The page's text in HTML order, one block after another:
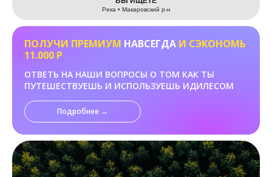
Река • Макаровский р-н
ПОЛУЧИ ПРЕМИУМ НАВСЕГДА И СЭКОНОМЬ
11.000 Р
ОТВЕТЬ НА НАШИ ВОПРОСЫ О ТОМ КАК ТЫ
ПУТЕШЕСТВУЕШЬ И ИСПОЛЬЗУЕШЬ ИДИЛЕСОМ
Подробнее →